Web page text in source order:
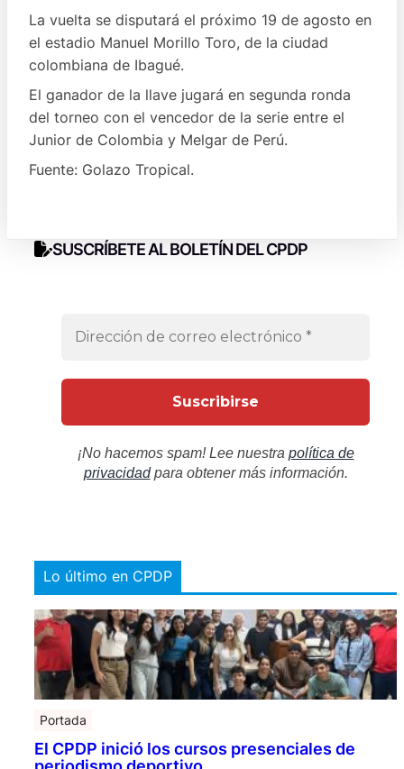
La vuelta se disputará el próximo 19 de agosto en
el estadio Manuel Morillo Toro, de la ciudad
colombiana de Ibagué.
El ganador de la llave jugará en segunda ronda
del torneo con el vencedor de la serie entre el
Junior de Colombia y Melgar de Perú.
Fuente: Golazo Tropical.
SUSCRÍBETE AL BOLETÍN DEL CPDP
¡No hacemos spam! Lee nuestra política de
privacidadpara obtener más información.
Lo último en CPDP
Portada
El CPDP inició los cursos presenciales de